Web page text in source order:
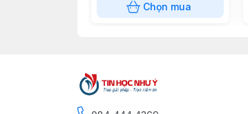
Chọn mua